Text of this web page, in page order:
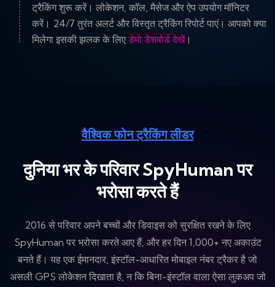
ट्रैकिंग शुरू करें। लोकेशन, कॉल, मैसेज और ऐप उपयोग मॉनिटर
करें। 24/7 तुरंत अलर्ट और विस्तृत ट्रैकिंग रिपोर्ट पाएं। आपको क्या
मिलेगा इसकी झलक के लिएडेमो डैशबोर्ड देखें।
वैश्विक फोन ट्रैकिंग लीडर
दुनिया भर के परिवार SpyHuman पर
भरोसा करते हैं
2016 से परिवार अपने बच्चों और डिवाइस को सुरक्षित रखने के लिए
SpyHuman पर भरोसा करते आए हैं, और हर दिन 1,000+ नए अकाउंट
बनते हैं। यह एक ईमानदार, इंस्टॉल-आधारित मोबाइल नंबर ट्रैकर है जो
असली GPS लोकेशन दिखाता है, न कि बिना-इंस्टॉल वाला ऐसा लुकअप जो